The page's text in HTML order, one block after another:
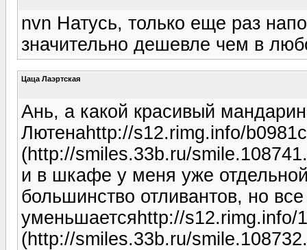
nvn Натусь, только еще раз
значительно дешевле чем в
Цаца Лаэртская
Ань, а какой красивый
Лютенаhttp://s12.rimg.info/
(http://smiles.33b.ru/
и в шкафе у меня уже
большинство отливантов, но
уменьшаетсяhttp://s12.rimg.info/
(http://smiles.33b.ru/